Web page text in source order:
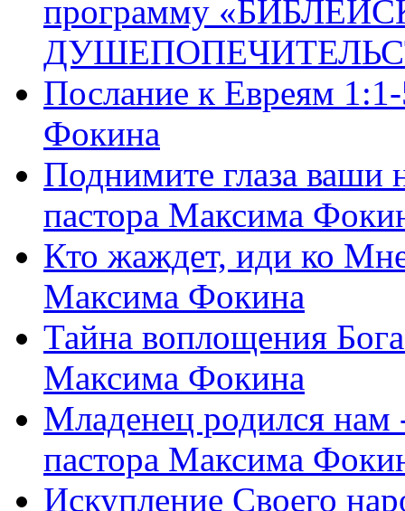
программу
Послание к Евреям
Фокина
Поднимите глаза ваши
пастора Максима
Кто жаждет, иди ко
Максима Фокина
Тайна воплощения
Максима Фокина
Младенец родился
пастора Максима
Искупление Своего